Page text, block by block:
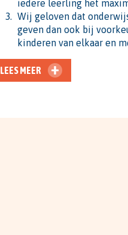
iedere leerling het
Wij geloven dat
geven dan ook bij
kinderen van elkaar en
LEES MEER